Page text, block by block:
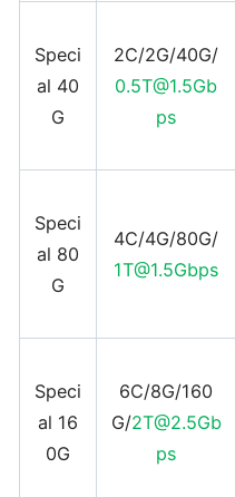
Speci
al 40
G
2C/2G/40G/
0.5T@1.5Gb
ps
Speci
al 80
G
4C/4G/80G/
1T@1.5Gbps
Speci
al 16
0G
6C/8G/160
G/2T@2.5Gb
ps